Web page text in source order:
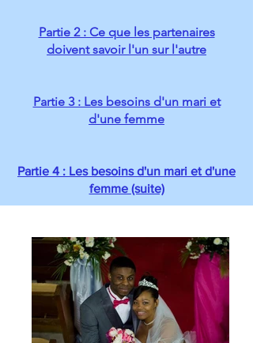
Partie 2 : Ce que les partenaires
doivent savoir l'un sur l'autre
Partie 3 : Les besoins d'un mari et
d'une femme
Partie 4 : Les besoins d'un mari et d'une
femme (suite)